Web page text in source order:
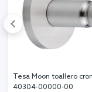
Tesa Moon toallero
40304-00000-00